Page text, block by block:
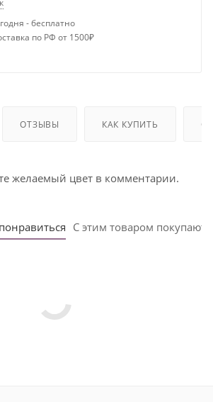
- бесплатно
по РФ от 1500₽
ОТЗЫВЫ КАК КУПИТЬ
желаемый цвет в комментарии.
С этим товаром покупают